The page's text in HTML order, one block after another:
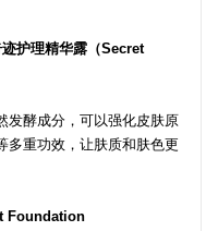
护理精华露（Secret
发酵成分，可以强化皮肤原
多重功效，让肤质和肤色更
Foundation